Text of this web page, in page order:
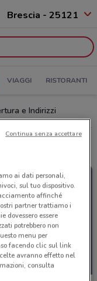
Brescia - 25121
VIAGGI RISTORANTI
e Indirizzi
ai dati personali,
sul tuo dispositivo.
affinché
partner trattiamo i
dovessero essere
potrebbero non
menu per
facendo clic sul link
avranno effetto nel
consulta
Continua senza accettare